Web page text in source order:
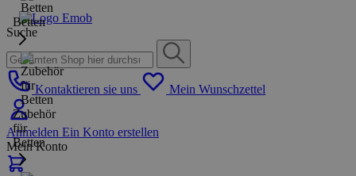
Suche
Kontaktieren sie uns Mein Wunschzettel
Anmelden Ein Konto erstellen
Mein Konto
Betten
Zubehör
für
Betten